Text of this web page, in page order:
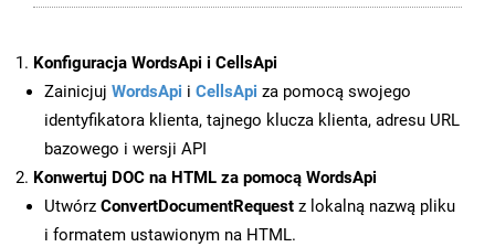
Konfiguracja WordsApi i CellsApi
Zainicjuj WordsApi i CellsApi za pomocą swojego
identyfikatora klienta, tajnego klucza klienta, adresu URL
bazowego i wersji API
Konwertuj DOC na HTML za pomocą WordsApi
Utwórz ConvertDocumentRequest z lokalną nazwą pliku
i formatem ustawionym na HTML.